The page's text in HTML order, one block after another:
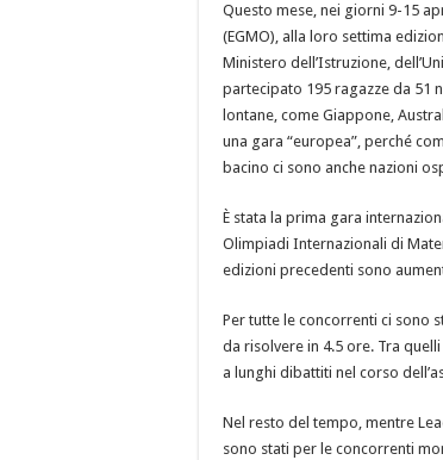
Questo mese, nei giorni 9-15
(EGMO), alla loro settima
Ministero dell’Istruzione,
partecipato 195 ragazze da 51
lontane, come Giappone,
una gara “europea”, perché
bacino ci sono anche nazioni
È stata la prima gara
Olimpiadi Internazionali di
edizioni precedenti sono
Per tutte le concorrenti ci sono
da risolvere in 4.5 ore. Tra
a lunghi dibattiti nel corso
Nel resto del tempo, mentre
sono stati per le concorrenti